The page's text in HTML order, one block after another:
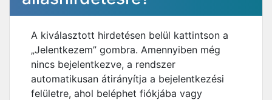
A kiválasztott hirdetésen belül kattintson a
„Jelentkezem” gombra. Amennyiben még
nincs bejelentkezve, a rendszer
automatikusan átirányítja a bejelentkezési
felületre, ahol beléphet fiókjába vagy